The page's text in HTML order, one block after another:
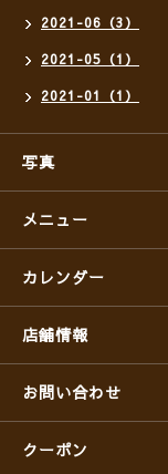
2021-06（3）
2021-05（1）
2021-01（1）
写真
メニュー
カレンダー
店舗情報
お問い合わせ
クーポン